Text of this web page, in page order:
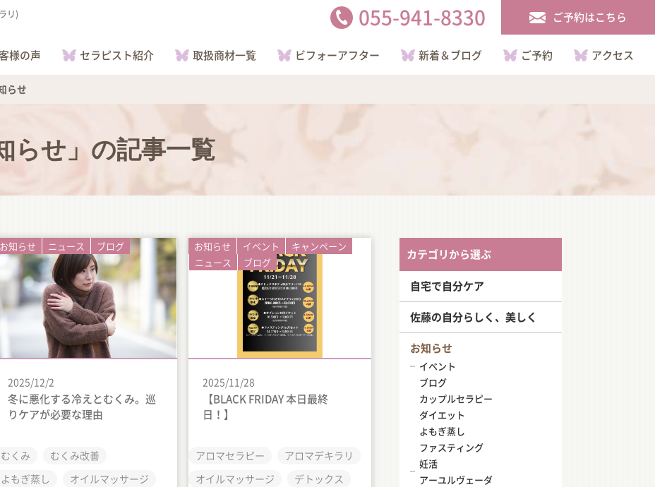
リ) 055-941-8330 ご予約はこちら
様の声 セラピスト紹介 取扱商材一覧 ビフォーアフター 新着＆ブログ ご予約 アクセス
らせ
らせ 」の記事一覧
お知らせ ニュース ブログ
2025/12/2
冬に悪化する冷えとむくみ。巡
りケアが必要な理由
むくみ
むくみ改善
よもぎ蒸し
オイルマッサージ
お知らせ イベント
キャンペーン
ニュース
ブログ
2025/11/28
【BLACK FRIDAY 本日最終
日！】
アロマセラピー
アロマデキラリ
オイルマッサージ
デトックス
カテゴリから選ぶ
自宅で自分ケア
佐藤の自分らしく、美しく
お知らせ
イベント
ブログ
カップルセラピー
ダイエット
よもぎ蒸し
ファスティング
妊活
アーユルヴェーダ